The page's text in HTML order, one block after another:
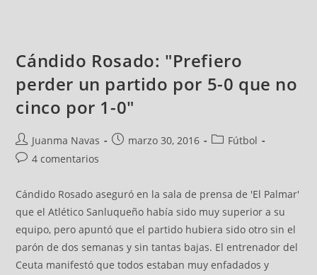
Cándido Rosado: "Prefiero
perder un partido por 5-0 que no
cinco por 1-0"
Juanma Navas marzo 30, 2016
Fútbol
4 comentarios
Cándido Rosado aseguró en la sala de prensa de 'El Palmar'
que el Atlético Sanluqueño había sido muy superior a su
equipo, pero apuntó que el partido hubiera sido otro sin el
parón de dos semanas y sin tantas bajas. El entrenador del
Ceuta manifestó que todos estaban muy enfadados y